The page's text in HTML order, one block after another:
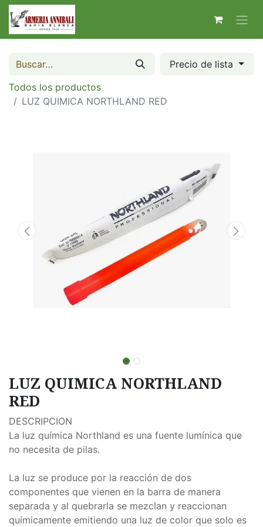
Precio de lista
Todos los productos
LUZ QUIMICA NORTHLAND RED
LUZ QUIMICA NORTHLAND
RED
DESCRIPCION
La luz química Northland es una fuente lumínica que
no necesita de pilas.
La luz se produce por la reacción de dos
componentes que vienen en la barra de manera
separada y al quebrarla se mezclan y reaccionan
químicamente emitiendo una luz de color que solo es